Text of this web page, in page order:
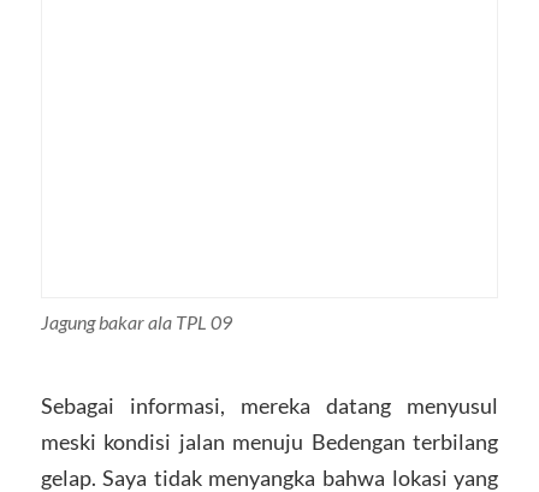
Jagung bakar ala TPL 09
Sebagai informasi, mereka datang menyusul
meski kondisi jalan menuju Bedengan terbilang
gelap. Saya tidak menyangka bahwa lokasi yang